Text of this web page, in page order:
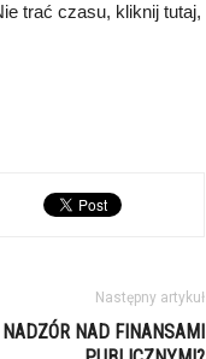
trać czasu, kliknij tutaj,
Następny artykuł
NAD FINANSAMI